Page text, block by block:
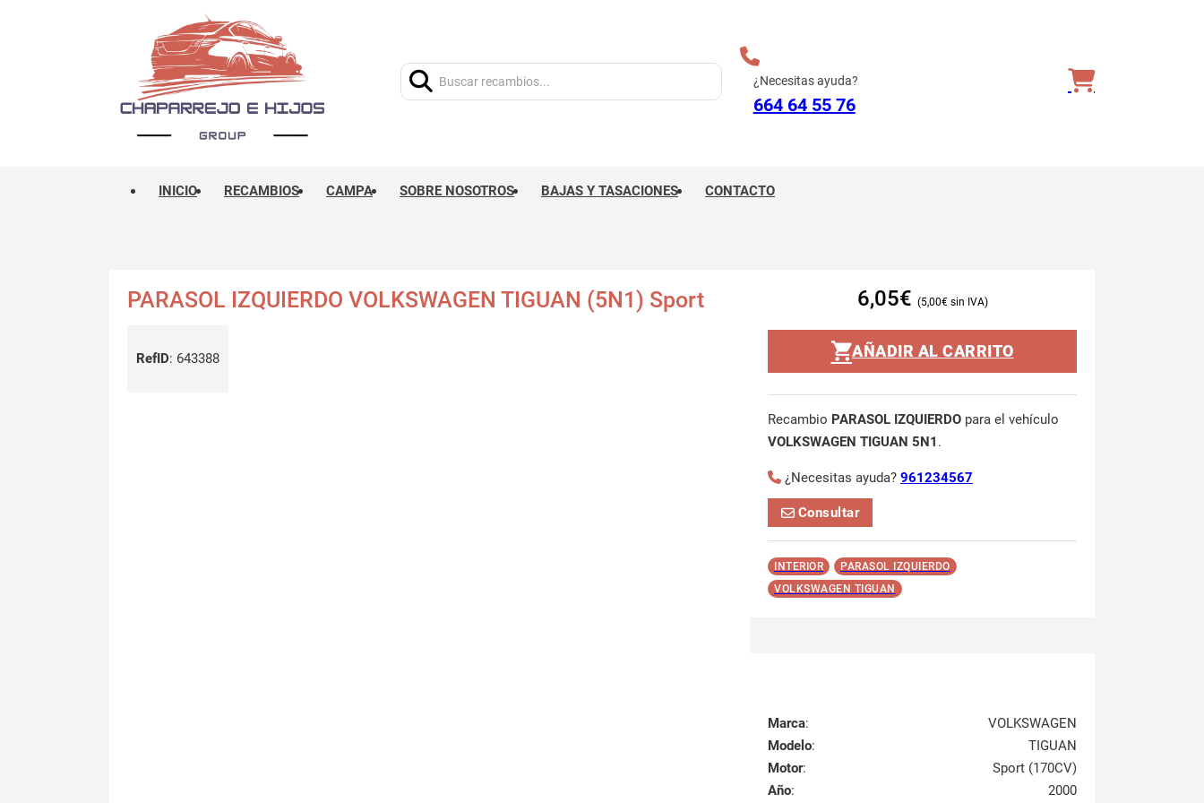
¿Necesitas ayuda?
664 64 55 76
INICIO RECAMBIOS CAMPA SOBRE NOSOTROS BAJAS Y TASACIONES CONTACTO
PARASOL IZQUIERDO VOLKSWAGEN TIGUAN (5N1) Sport
RefID: 643388
6,05€ 5,00€
AÑADIR AL CARRITO
Recambio PARASOL IZQUIERDO para el vehículo
VOLKSWAGEN TIGUAN 5N1 .
¿Necesitas ayuda? 961234567
Consultar
INTERIOR
PARASOL IZQUIERDO
VOLKSWAGEN TIGUAN
Marca:
VOLKSWAGEN
Modelo:
TIGUAN
Motor:
Sport (170CV)
Año: 2000